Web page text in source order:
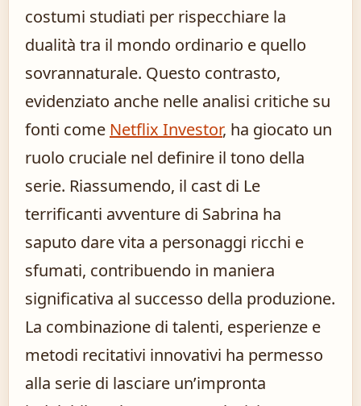
costumi studiati per rispecchiare la
dualità tra il mondo ordinario e quello
sovrannaturale. Questo contrasto,
evidenziato anche nelle analisi critiche su
fonti come Netflix Investor, ha giocato un
ruolo cruciale nel definire il tono della
serie. Riassumendo, il cast di Le
terrificanti avventure di Sabrina ha
saputo dare vita a personaggi ricchi e
sfumati, contribuendo in maniera
significativa al successo della produzione.
La combinazione di talenti, esperienze e
metodi recitativi innovativi ha permesso
alla serie di lasciare un’impronta